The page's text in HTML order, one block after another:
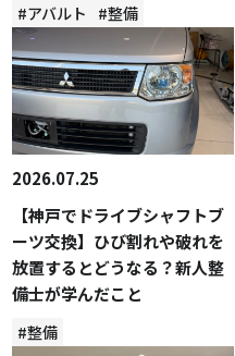
#アバルト #整備
2026.07.25
【神戸でドライブシャフトブ
ーツ交換】ひび割れや破れを
放置するとどうなる？新人整
備士が学んだこと
#整備